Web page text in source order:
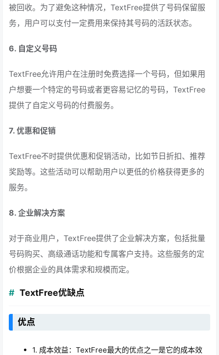
被回收。为了避免这种情况，TextFree提供了号码保留服
务，用户可以支付一定费用来保持其号码的活跃状态。
6. 自定义号码
TextFree允许用户在注册时免费选择一个号码，但如果用
户想要一个特定的号码或者更容易记忆的号码，TextFree
提供了自定义号码的付费服务。
7. 优惠和促销
TextFree不时提供优惠和促销活动，比如节日折扣、推荐
奖励等。这些活动可以帮助用户以更低的价格获得更多的
服务。
8. 企业解决方案
对于商业用户，TextFree提供了企业解决方案，包括批量
号码购买、高级通话功能和专属客户支持。这些服务的定
价根据企业的具体需求和规模而定。
TextFree优缺点
优点
1. 成本效益：TextFree最大的优点之一是它的成本效